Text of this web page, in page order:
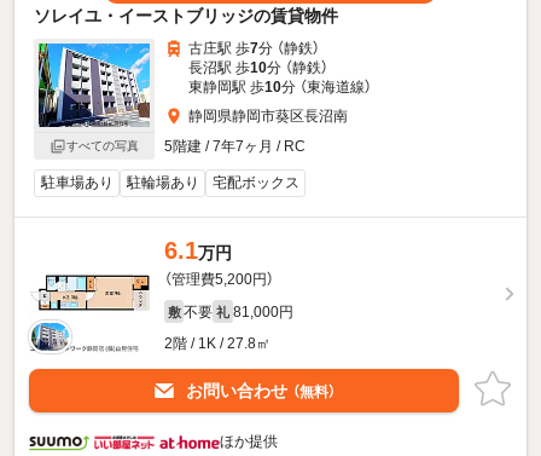
ソレイユ・イーストブリッジの賃貸物件
すべての写真
古庄駅 歩7分 （静鉄）
長沼駅 歩10分 （静鉄）
東静岡駅 歩10分 （東海道線）
静岡県静岡市葵区長沼南
5階建 / 7年7ヶ月 / RC
駐車場あり 駐輪場あり 宅配ボックス
6.1万円
（管理費5,200円）
敷 不要 礼 81,000円
2階 / 1K / 27.8㎡
お問い合わせ （無料）
ほか提供